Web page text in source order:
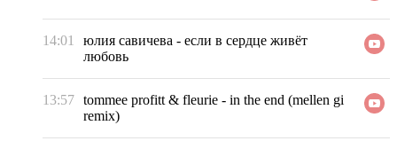
14:01 юлия савичева - если в сердце живёт
любовь
13:57 tommee profitt & fleurie - in the end (mellen gi
remix)